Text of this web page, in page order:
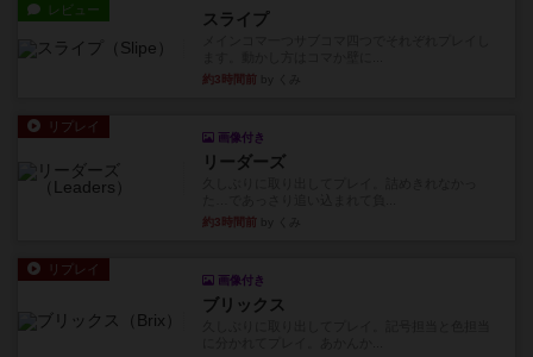
レビュー スライプ
約3時間前
リプレイ
画像付き
リーダーズ
約3時間前
リプレイ
画像付き
ブリックス